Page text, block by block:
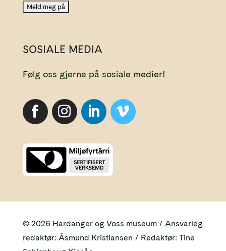
SOSIALE MEDIA
Følg oss gjerne på sosiale medier!
© 2026 Hardanger og Voss museum / Ansvarleg
redaktør: Åsmund Kristiansen / Redaktør: Tine